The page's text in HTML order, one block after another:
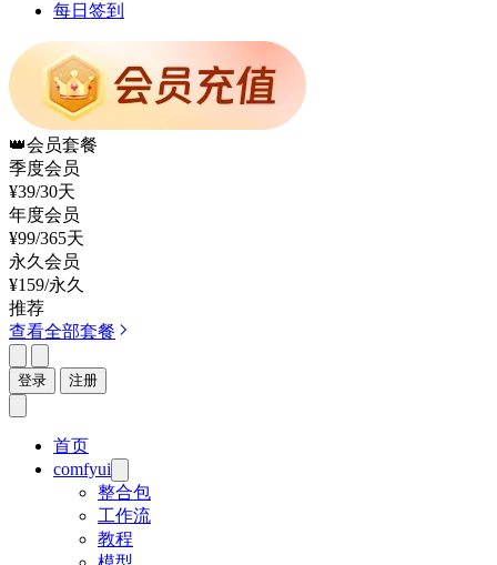
每日签到
👑会员套餐
季度会员
¥39/30天
年度会员
¥99/365天
永久会员
¥159/永久
推荐
查看全部套餐
登录 注册
首页
comfyui
整合包
工作流
教程